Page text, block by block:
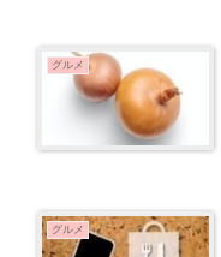
グルメ
グルメ